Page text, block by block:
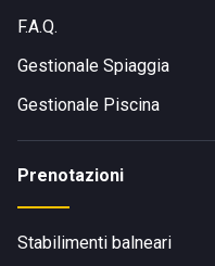
F.A.Q.
Gestionale Spiaggia
Gestionale Piscina
Prenotazioni
Stabilimenti balneari